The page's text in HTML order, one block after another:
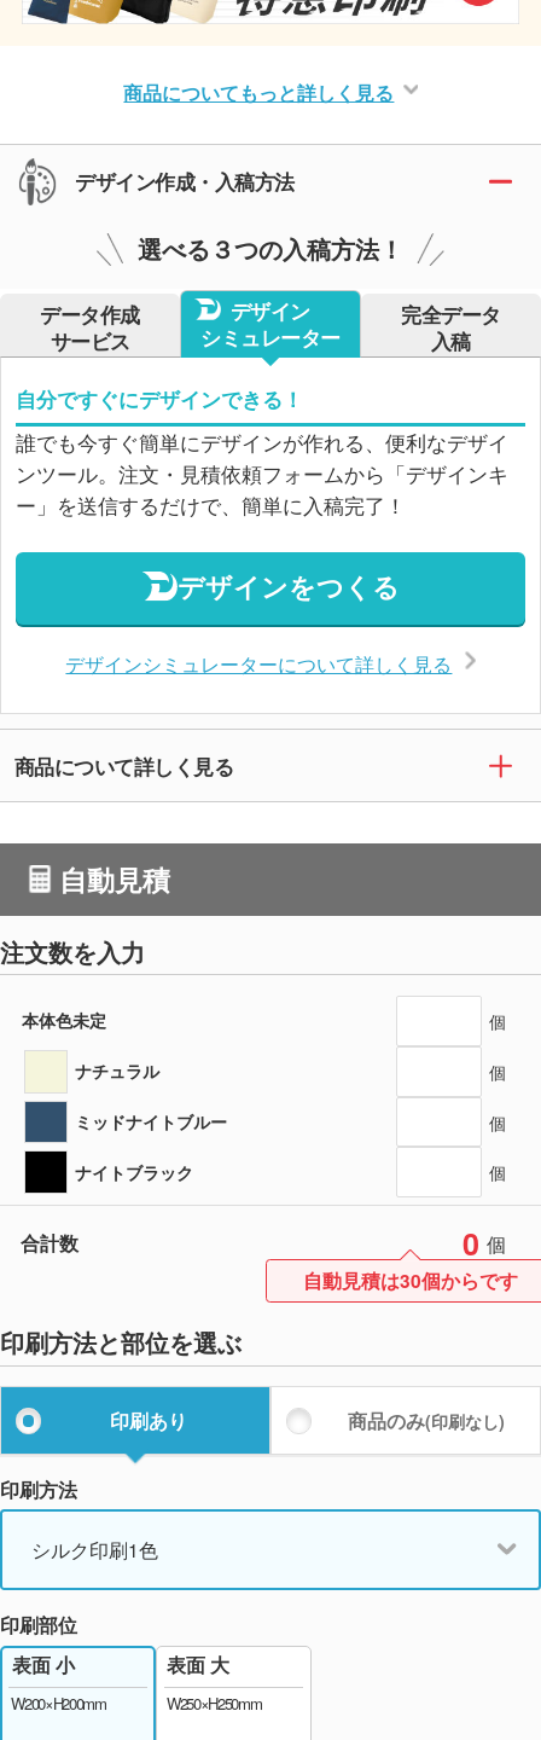
商品についてもっと詳しく見る
デザイン作成・入稿方法
選べる３つの入稿方法！
データ作成
サービス
デザイン
シミュレーター
完全データ
入稿
自分ですぐにデザインできる！
誰でも今すぐ簡単にデザインが作れる、便利なデザイ
ンツール。注文・見積依頼フォームから「デザインキ
ー」を送信するだけで、簡単に入稿完了！
デザインをつくる
デザインシミュレーターについて詳しく見る
商品について詳しく見る
自動見積
注文数を入力
本体色未定 個
ナチュラル 個
ミッドナイトブルー 個
ナイトブラック 個
合計数 0 個
自動見積は30個からです
印刷方法と部位を選ぶ
印刷あり 商品のみ(印刷なし)
印刷方法
シルク印刷1色
印刷部位
表面 小
W200×H200mm
表面 大
W250×H250mm